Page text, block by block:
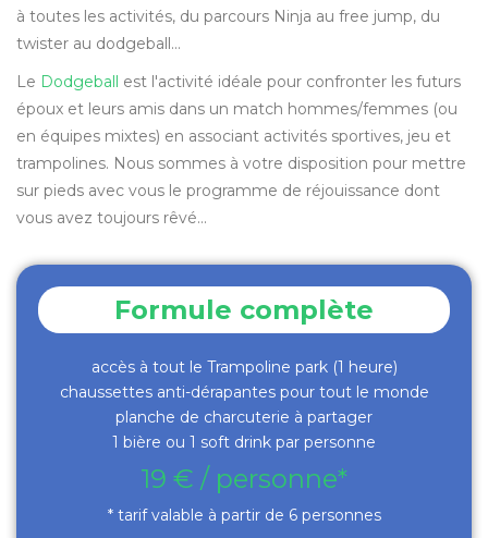
à toutes les activités, du parcours Ninja au free jump, du
twister au dodgeball...
Le Dodgeball est l'activité idéale pour confronter les futurs
époux et leurs amis dans un match hommes/femmes (ou
en équipes mixtes) en associant activités sportives, jeu et
trampolines. Nous sommes à votre disposition pour mettre
sur pieds avec vous le programme de réjouissance dont
vous avez toujours rêvé...
Formule complète
accès à tout le Trampoline park (1 heure)
chaussettes anti-dérapantes pour tout le monde
planche de charcuterie à partager
1 bière ou 1 soft drink par personne
19 € / personne*
* tarif valable à partir de 6 personnes